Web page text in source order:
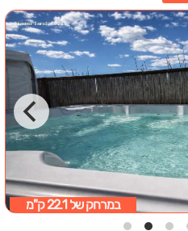
במרחק של 22.1 ק"מ